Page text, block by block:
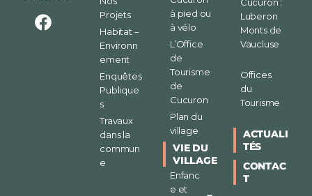
Projets
Habitat –
Environn
ement
Enquêtes
Publique
s
Travaux
dans la
commun
e
à pied ou
à vélo
L’Office
de
Tourisme
de
Cucuron
Plan du
village
VIE DU
VILLAGE
Enfanc
e et
Luberon
Monts de
Vaucluse
Offices
du
Tourisme
ACTUALI
TÉS
CONTAC
T